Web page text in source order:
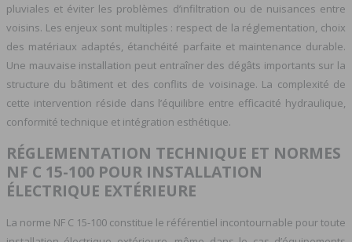
pluviales et éviter les problèmes d’infiltration ou de nuisances entre
voisins. Les enjeux sont multiples : respect de la réglementation, choix
des matériaux adaptés, étanchéité parfaite et maintenance durable.
Une mauvaise installation peut entraîner des dégâts importants sur la
structure du bâtiment et des conflits de voisinage. La complexité de
cette intervention réside dans l’équilibre entre efficacité hydraulique,
conformité technique et intégration esthétique.
RÉGLEMENTATION TECHNIQUE ET NORMES
NF C 15-100 POUR INSTALLATION
ÉLECTRIQUE EXTÉRIEURE
La norme NF C 15-100 constitue le référentiel incontournable pour toute